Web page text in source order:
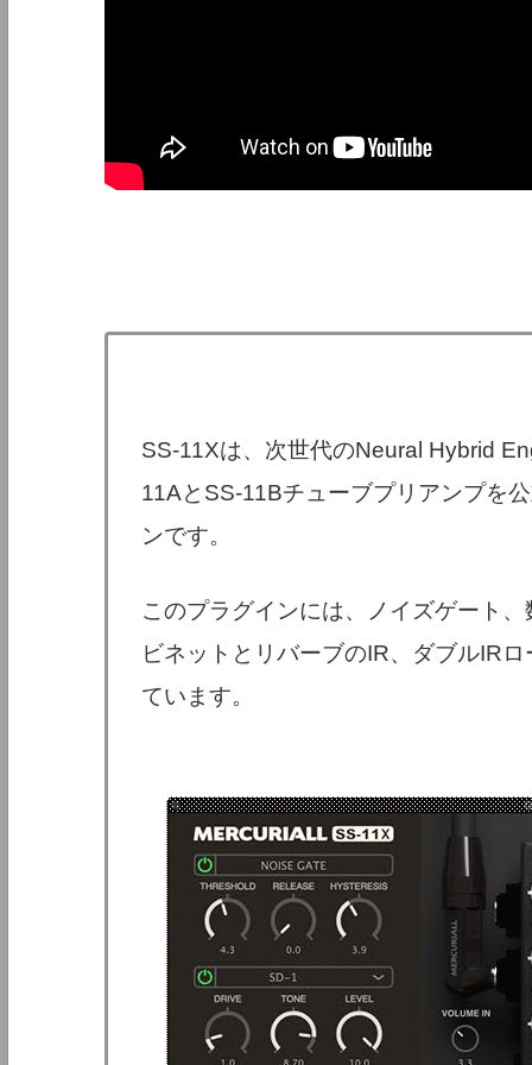
SS-11Xは、次世代のNeural Hybrid
11AとSS-11Bチューブプリアンプを
ンです。
このプラグインには、ノイズゲート
ビネットとリバーブのIR、ダブルIR
ています。